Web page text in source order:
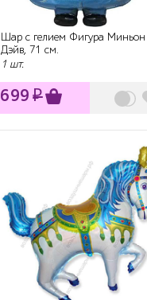
Шар с гелием Фигура Миньон
Дэйв, 71 см.
1 шт.
699 ₽